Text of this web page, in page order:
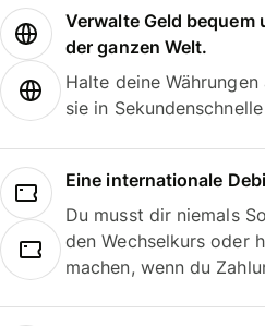
Verwalte Geld
der ganzen Welt.
Halte deine
sie in
Eine internationale
Du musst dir niemals
den Wechselkurs oder
machen, wenn du